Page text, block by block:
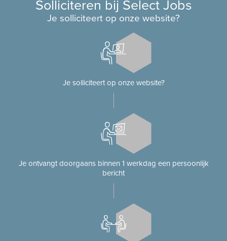
Solliciteren bij Select Jobs
Je solliciteert op onze website?
Je solliciteert op onze website?
Je ontvangt doorgaans binnen 1 werkdag een persoonlijk
bericht